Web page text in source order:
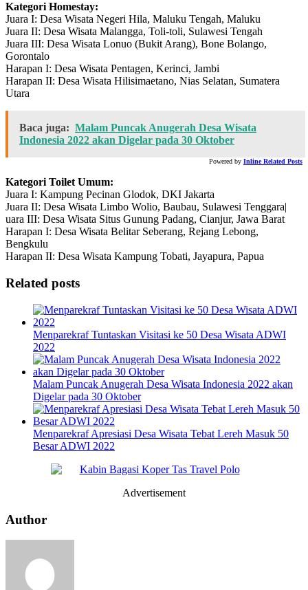
Kategori Homestay:
Juara I: Desa Wisata Negeri Hila, Maluku Tengah, Maluku
Juara II: Desa Wisata Malangga, Toli-toli, Sulawesi Tengah
Juara III: Desa Wisata Lonuo (Bukit Arang), Bone Bolango,
Gorontalo
Harapan I: Desa Wisata Pentagen, Kerinci, Jambi
Harapan II: Desa Wisata Hilisimaetano, Nias Selatan, Sumatera
Utara
Baca juga: Malam Puncak Anugerah Desa Wisata
Indonesia 2022 akan Digelar pada 30 Oktober
Powered by Inline Related Posts
Kategori Toilet Umum:
Juara I: Kampung Pecinan Glodok, DKI Jakarta
Juara II: Desa Wisata Limbo Wolio, Baubau, Sulawesi Tenggara|
uara III: Desa Wisata Situs Gunung Padang, Cianjur, Jawa Barat
Harapan I: Desa Wisata Belitar Seberang, Rejang Lebong,
Bengkulu
Harapan II: Desa Wisata Kampung Tobati, Jayapura, Papua
Related posts
Menparekraf Tuntaskan Visitasi ke 50 Desa Wisata ADWI
2022
Malam Puncak Anugerah Desa Wisata Indonesia 2022 akan
Digelar pada 30 Oktober
Menparekraf Apresiasi Desa Wisata Tebat Lereh Masuk 50
Besar ADWI 2022
Advertisement
Author